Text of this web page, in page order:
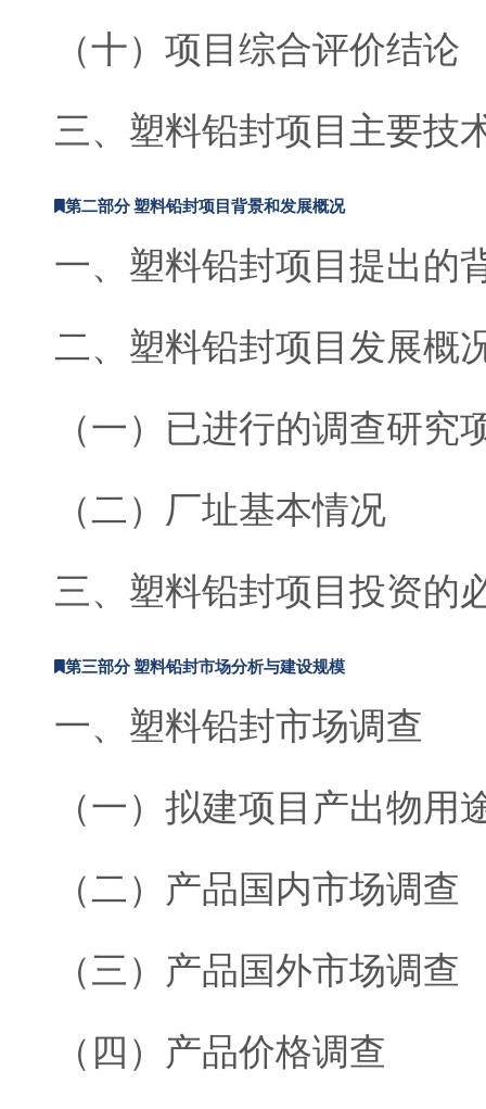
（十）项目综合评价结论
三、塑料铅封项目主要技
第二部分 塑料铅封项目背景和发展概况
一、塑料铅封项目提出的
二、塑料铅封项目发展概
（一）已进行的调查研究
（二）厂址基本情况
三、塑料铅封项目投资的
第三部分 塑料铅封市场分析与建设规模
一、塑料铅封市场调查
（一）拟建项目产出物用
（二）产品国内市场调查
（三）产品国外市场调查
（四）产品价格调查